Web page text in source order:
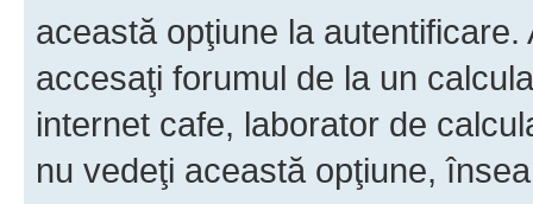
această opţiune la
accesaţi forumul de la un
internet cafe, laborator de
nu vedeţi această opţiune,